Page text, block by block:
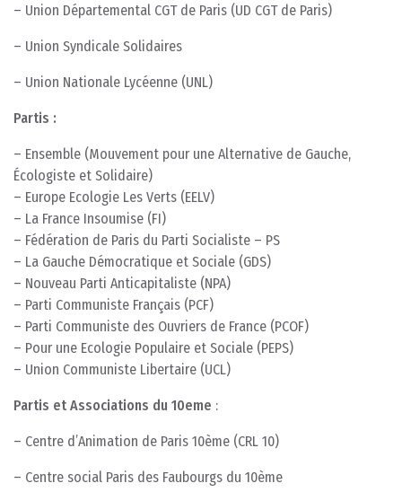
– Union Départemental CGT de Paris (UD CGT de Paris)
– Union Syndicale Solidaires
– Union Nationale Lycéenne (UNL)
Partis :
– Ensemble (Mouvement pour une Alternative de Gauche,
Écologiste et Solidaire)
– Europe Ecologie Les Verts (EELV)
– La France Insoumise (FI)
– Fédération de Paris du Parti Socialiste – PS
– La Gauche Démocratique et Sociale (GDS)
– Nouveau Parti Anticapitaliste (NPA)
– Parti Communiste Français (PCF)
– Parti Communiste des Ouvriers de France (PCOF)
– Pour une Ecologie Populaire et Sociale (PEPS)
– Union Communiste Libertaire (UCL)
Partis et Associations du 10eme :
– Centre d’Animation de Paris 10ème (CRL 10)
– Centre social Paris des Faubourgs du 10ème